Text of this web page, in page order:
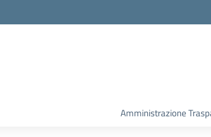
Amministrazione